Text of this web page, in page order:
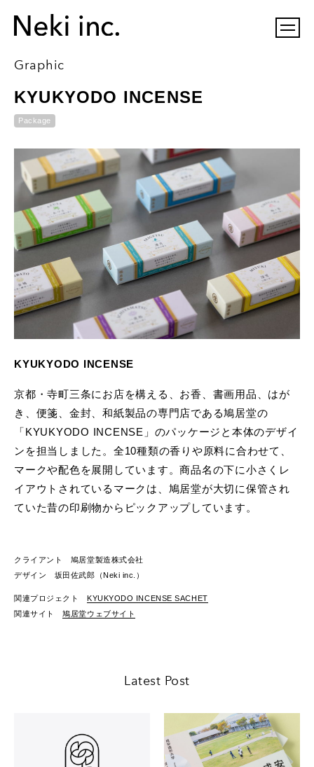
Graphic
KYUKYODO INCENSE
Package
KYUKYODO INCENSE
京都・寺町三条にお店を構える、お香、書画用品、はが
き、便箋、金封、和紙製品の専門店である鳩居堂の
「KYUKYODO INCENSE」のパッケージと本体のデザイ
ンを担当しました。全10種類の香りや原料に合わせて、
マークや配色を展開しています。商品名の下に小さくレ
イアウトされているマークは、鳩居堂が大切に保管され
ていた昔の印刷物からピックアップしています。
クライアント 鳩居堂製造株式会社
デザイン 坂田佐武郎（Neki inc.）
関連プロジェクト
KYUKYODO INCENSE SACHET
関連サイト鳩居堂ウェブサイト
Latest Post